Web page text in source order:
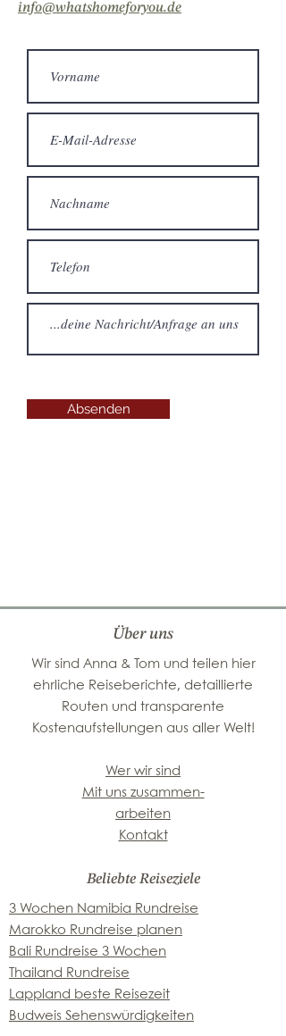
info@whatshomeforyou.de
Absenden
Über uns
Wir sind Anna & Tom und teilen hier
ehrliche Reiseberichte, detaillierte
Routen und transparente
Kostenaufstellungen aus aller Welt!
Wer wir sind
Mit uns zusammen-
arbeiten
Kontakt
Beliebte Reiseziele
3 Wochen Namibia Rundreise
Marokko Rundreise planen
Bali Rundreise 3 Wochen
Thailand Rundreise
Lappland beste Reisezeit
Budweis Sehenswürdigkeiten